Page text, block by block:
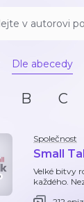
Dle abecedy
B C
Společnost
Small
Velké bitvy
každého.